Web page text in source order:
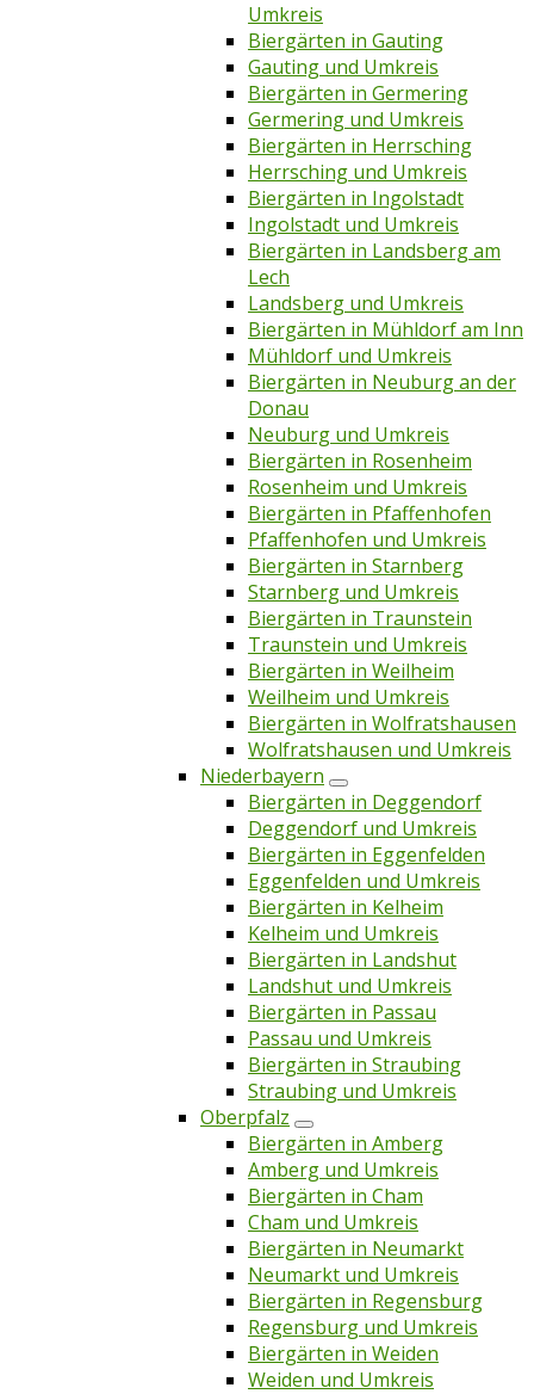
Umkreis
Biergärten in Gauting
Gauting und Umkreis
Biergärten in Germering
Germering und Umkreis
Biergärten in Herrsching
Herrsching und Umkreis
Biergärten in Ingolstadt
Ingolstadt und Umkreis
Biergärten in Landsberg am
Lech
Landsberg und Umkreis
Biergärten in Mühldorf am Inn
Mühldorf und Umkreis
Biergärten in Neuburg an der
Donau
Neuburg und Umkreis
Biergärten in Rosenheim
Rosenheim und Umkreis
Biergärten in Pfaffenhofen
Pfaffenhofen und Umkreis
Biergärten in Starnberg
Starnberg und Umkreis
Biergärten in Traunstein
Traunstein und Umkreis
Biergärten in Weilheim
Weilheim und Umkreis
Biergärten in Wolfratshausen
Wolfratshausen und Umkreis
Niederbayern
Biergärten in Deggendorf
Deggendorf und Umkreis
Biergärten in Eggenfelden
Eggenfelden und Umkreis
Biergärten in Kelheim
Kelheim und Umkreis
Biergärten in Landshut
Landshut und Umkreis
Biergärten in Passau
Passau und Umkreis
Biergärten in Straubing
Straubing und Umkreis
Oberpfalz
Biergärten in Amberg
Amberg und Umkreis
Biergärten in Cham
Cham und Umkreis
Biergärten in Neumarkt
Neumarkt und Umkreis
Biergärten in Regensburg
Regensburg und Umkreis
Biergärten in Weiden
Weiden und Umkreis